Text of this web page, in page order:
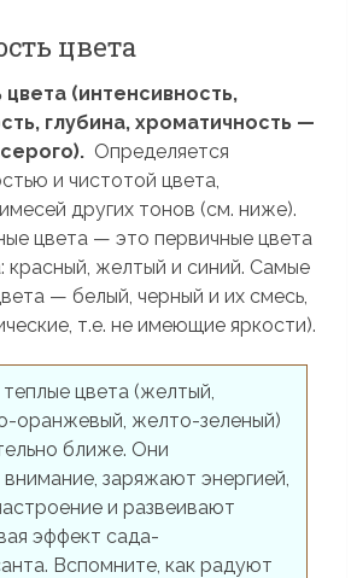
цвета
(интенсивность,
глубина, хроматичность —
Определяется
и чистотой цвета,
других тонов (см. ниже).
цвета — это первичные цвета
красный, желтый и синий. Самые
— белый, черный и их смесь,
т.е. не имеющие яркости).
цвета (желтый,
оранжевый, желто-зеленый)
ближе. Они
заряжают энергией,
и развеивают
эффект сада-
Вспомните, как радуют